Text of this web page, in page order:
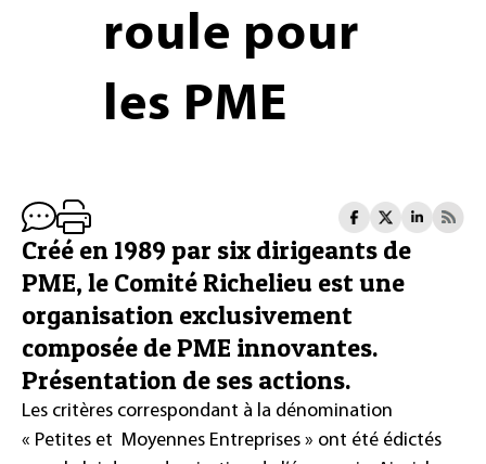
roule pour
les PME
Créé en 1989 par six dirigeants de
PME, le Comité Richelieu est une
organisation exclusivement
composée de PME innovantes.
Présentation de ses actions.
Les critères correspondant à la dénomination
« Petites et Moyennes Entreprises » ont été édictés